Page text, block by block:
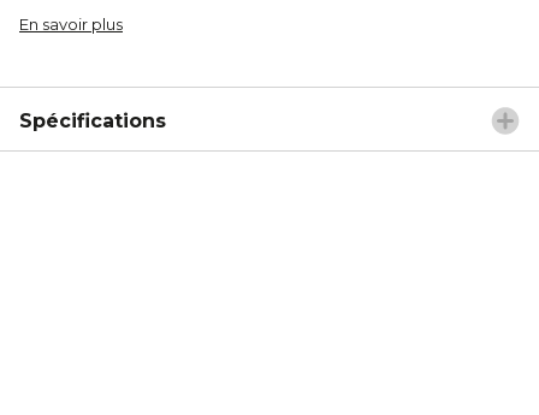
En savoir plus
Spécifications